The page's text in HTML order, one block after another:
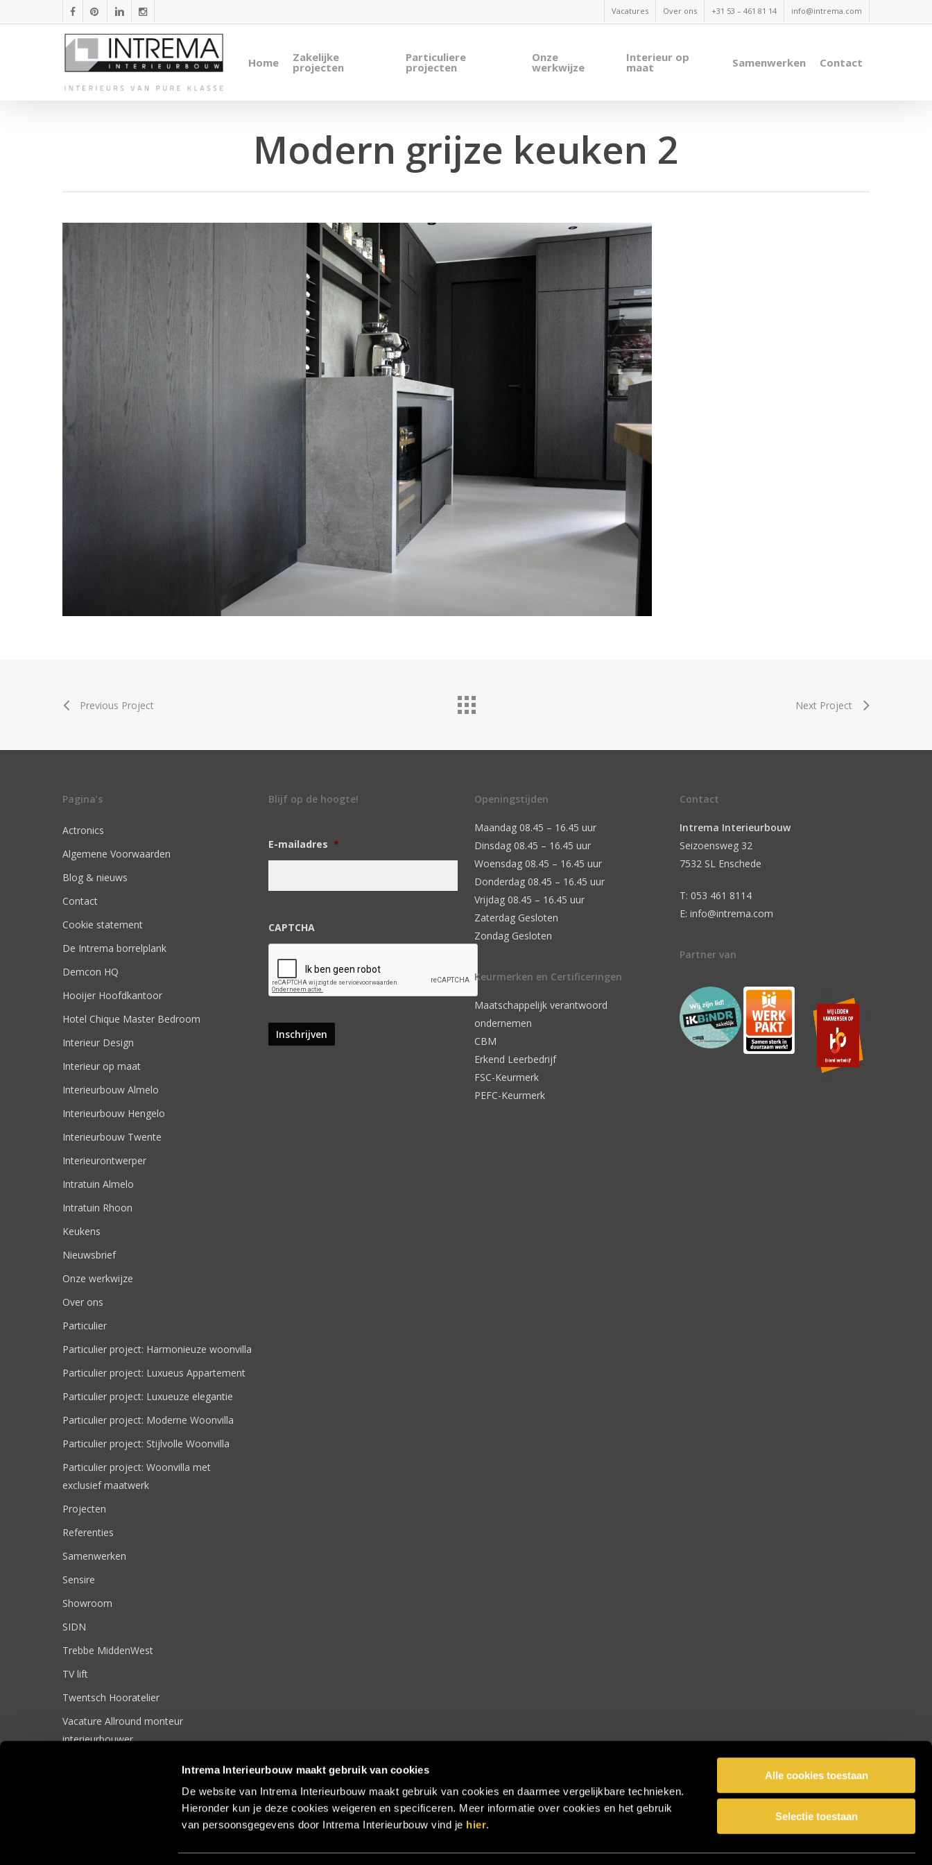
Intrema Interieurbouw maakt gebruik van cookies
De website van Intrema Interieurbouw maakt gebruik van cookies en daarmee vergelijkbare technieken.
Hieronder kun je deze cookies weigeren en specificeren. Meer informatie over cookies en het gebruik
van persoonsgegevens door Intrema Interieurbouw vind je hier.
Alle cookies toestaan
Selectie toestaan
to
facebookpinterestlinkedininstagram Vacatures Over ons +31 53 – 461 81 14 info@intrema.com
Home Zakelijke
projecten
Particuliere
projecten
Onze
werkwijze
Interieur op
maat Samenwerken Contact
Modern grijze keuken 2
Previous Project Next Project
Pagina’s
Actronics
Algemene Voorwaarden
Blog & nieuws
Contact
Cookie statement
De Intrema borrelplank
Demcon HQ
Hooijer Hoofdkantoor
Hotel Chique Master Bedroom
Interieur Design
Interieur op maat
Interieurbouw Almelo
Interieurbouw Hengelo
Interieurbouw Twente
Interieurontwerper
Intratuin Almelo
Intratuin Rhoon
Keukens
Nieuwsbrief
Onze werkwijze
Over ons
Particulier
Particulier project: Harmonieuze woonvilla
Particulier project: Luxueus Appartement
Particulier project: Luxueuze elegantie
Particulier project: Moderne Woonvilla
Particulier project: Stijlvolle Woonvilla
Particulier project: Woonvilla met
exclusief maatwerk
Projecten
Referenties
Samenwerken
Sensire
Showroom
SIDN
Trebbe MiddenWest
TV lift
Twentsch Hooratelier
Vacature Allround monteur
interieurbouwer
Blijf op de hoogte!
E-mailadres *
CAPTCHA
Openingstijden
Maandag 08.45 – 16.45 uur
Dinsdag 08.45 – 16.45 uur
Woensdag 08.45 – 16.45 uur
Donderdag 08.45 – 16.45 uur
Vrijdag 08.45 – 16.45 uur
Zaterdag Gesloten
Zondag Gesloten
Keurmerken en Certificeringen
Maatschappelijk verantwoord
ondernemen
CBM
Erkend Leerbedrijf
FSC-Keurmerk
PEFC-Keurmerk
Contact
Intrema Interieurbouw
Seizoensweg 32
7532 SL Enschede
T: 053 461 8114
E: info@intrema.com
Partner van
facebookpinterestlinkedininstagram